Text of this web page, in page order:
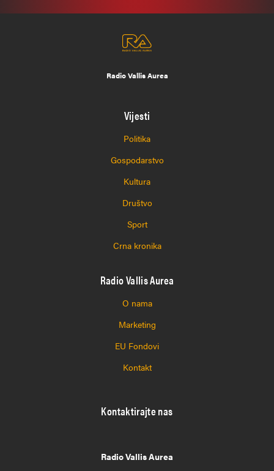
Radio Vallis Aurea
Vijesti
Politika
Gospodarstvo
Kultura
Društvo
Sport
Crna kronika
Radio Vallis Aurea
O nama
Marketing
EU Fondovi
Kontakt
Kontaktirajte nas
Radio Vallis Aurea